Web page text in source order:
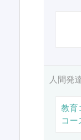
人間発
教育
コー